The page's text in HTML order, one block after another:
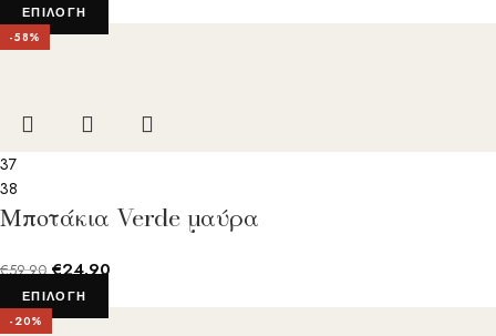
ΕΠΙΛΟΓΉ
-58%
37
38
Μποτάκια Verde μαύρα
€59.90 €24.90
ΕΠΙΛΟΓΉ
-20%